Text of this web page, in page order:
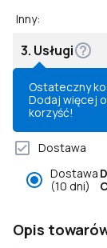
Inny:
3. Usługi
Ostateczny
Dodaj więcej
korzyść!
Dostawa
Dostawa
(10 dni)
Opis